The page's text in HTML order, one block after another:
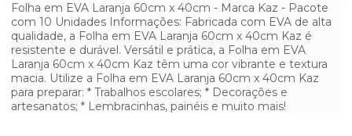
MASSA DE MODELAR ROSA MAGIX 500G
MASSA DE MODELAR VERDE MAGIX 500G
MASSA DE MODELAR VERMELHA MAGIX 500G
PINCEL N° 10 KAZ
Folha em EVA Laranja 60cm x 40cm - Marca Kaz - Pacote
com 10 Unidades Informações: Fabricada com EVA de alta
qualidade, a Folha em EVA Laranja 60cm x 40cm Kaz é
resistente e durável. Versátil e prática, a Folha em EVA
Laranja 60cm x 40cm Kaz têm uma cor vibrante e textura
macia. Utilize a Folha em EVA Laranja 60cm x 40cm Kaz
para preparar: * Trabalhos escolares; * Decorações e
artesanatos; * Lembracinhas, painéis e muito mais!